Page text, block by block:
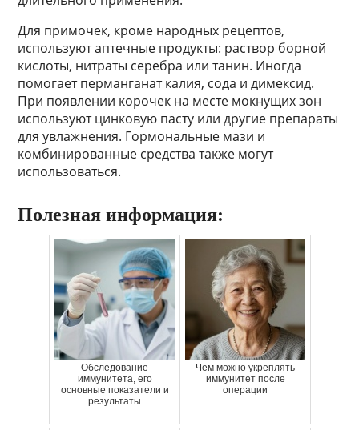
Для примочек, кроме народных рецептов,
используют аптечные продукты: раствор борной
кислоты, нитраты серебра или танин. Иногда
помогает перманганат калия, сода и димексид.
При появлении корочек на месте мокнущих зон
используют цинковую пасту или другие препараты
для увлажнения. Гормональные мази и
комбинированные средства также могут
использоваться.
Полезная информация:
Обследование
иммунитета, его
основные показатели и
результаты
Чем можно укреплять
иммунитет после
операции